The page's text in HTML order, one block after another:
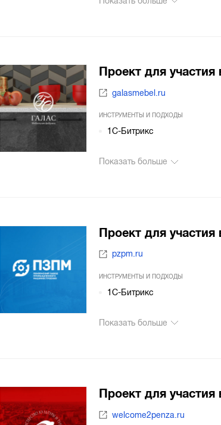
Проект для участия
galasmebel.ru
ИНСТРУМЕНТЫ И ПОДХОДЫ
1С-Битрикс
Показать больше
Проект для участия
pzpm.ru
ИНСТРУМЕНТЫ И ПОДХОДЫ
1С-Битрикс
Показать больше
Проект для участия
welcome2penza.ru